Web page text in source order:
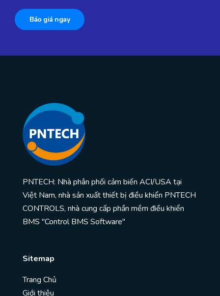
Báo giá ngay
PNTECH: Nhà phân phối cảm biến ACI/USA tại
Việt Nam, nhà sản xuất thiết bị điều khiển PNTECH
CONTROLS, nhà cung cấp phần mềm điều khiển
BMS "Control BMS Software"
Sitemap
Trang Chủ
Giới thiệu